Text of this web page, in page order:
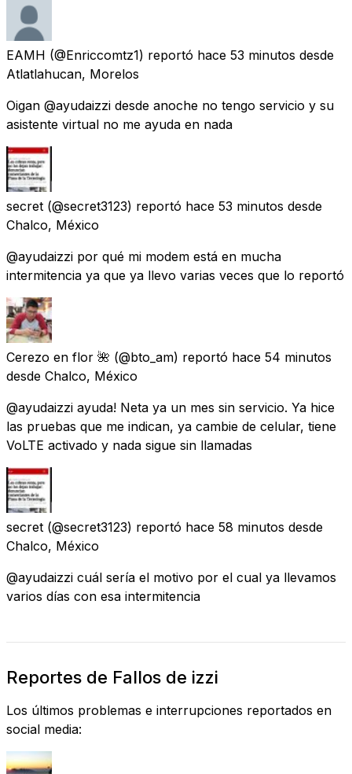
EAMH (@Enriccomtz1) reportó hace 53 minutos desde
Atlatlahucan, Morelos
Oigan @ayudaizzi desde anoche no tengo servicio y su
asistente virtual no me ayuda en nada
secret (@secret3123) reportó hace 53 minutos desde
Chalco, México
@ayudaizzi por qué mi modem está en mucha
intermitencia ya que ya llevo varias veces que lo reportó
Cerezo en flor 🌺 (@bto_am) reportó hace 54 minutos
desde Chalco, México
@ayudaizzi ayuda! Neta ya un mes sin servicio. Ya hice
las pruebas que me indican, ya cambie de celular, tiene
VoLTE activado y nada sigue sin llamadas
secret (@secret3123) reportó hace 58 minutos desde
Chalco, México
@ayudaizzi cuál sería el motivo por el cual ya llevamos
varios días con esa intermitencia
Reportes de Fallos de izzi
Los últimos problemas e interrupciones reportados en
social media: